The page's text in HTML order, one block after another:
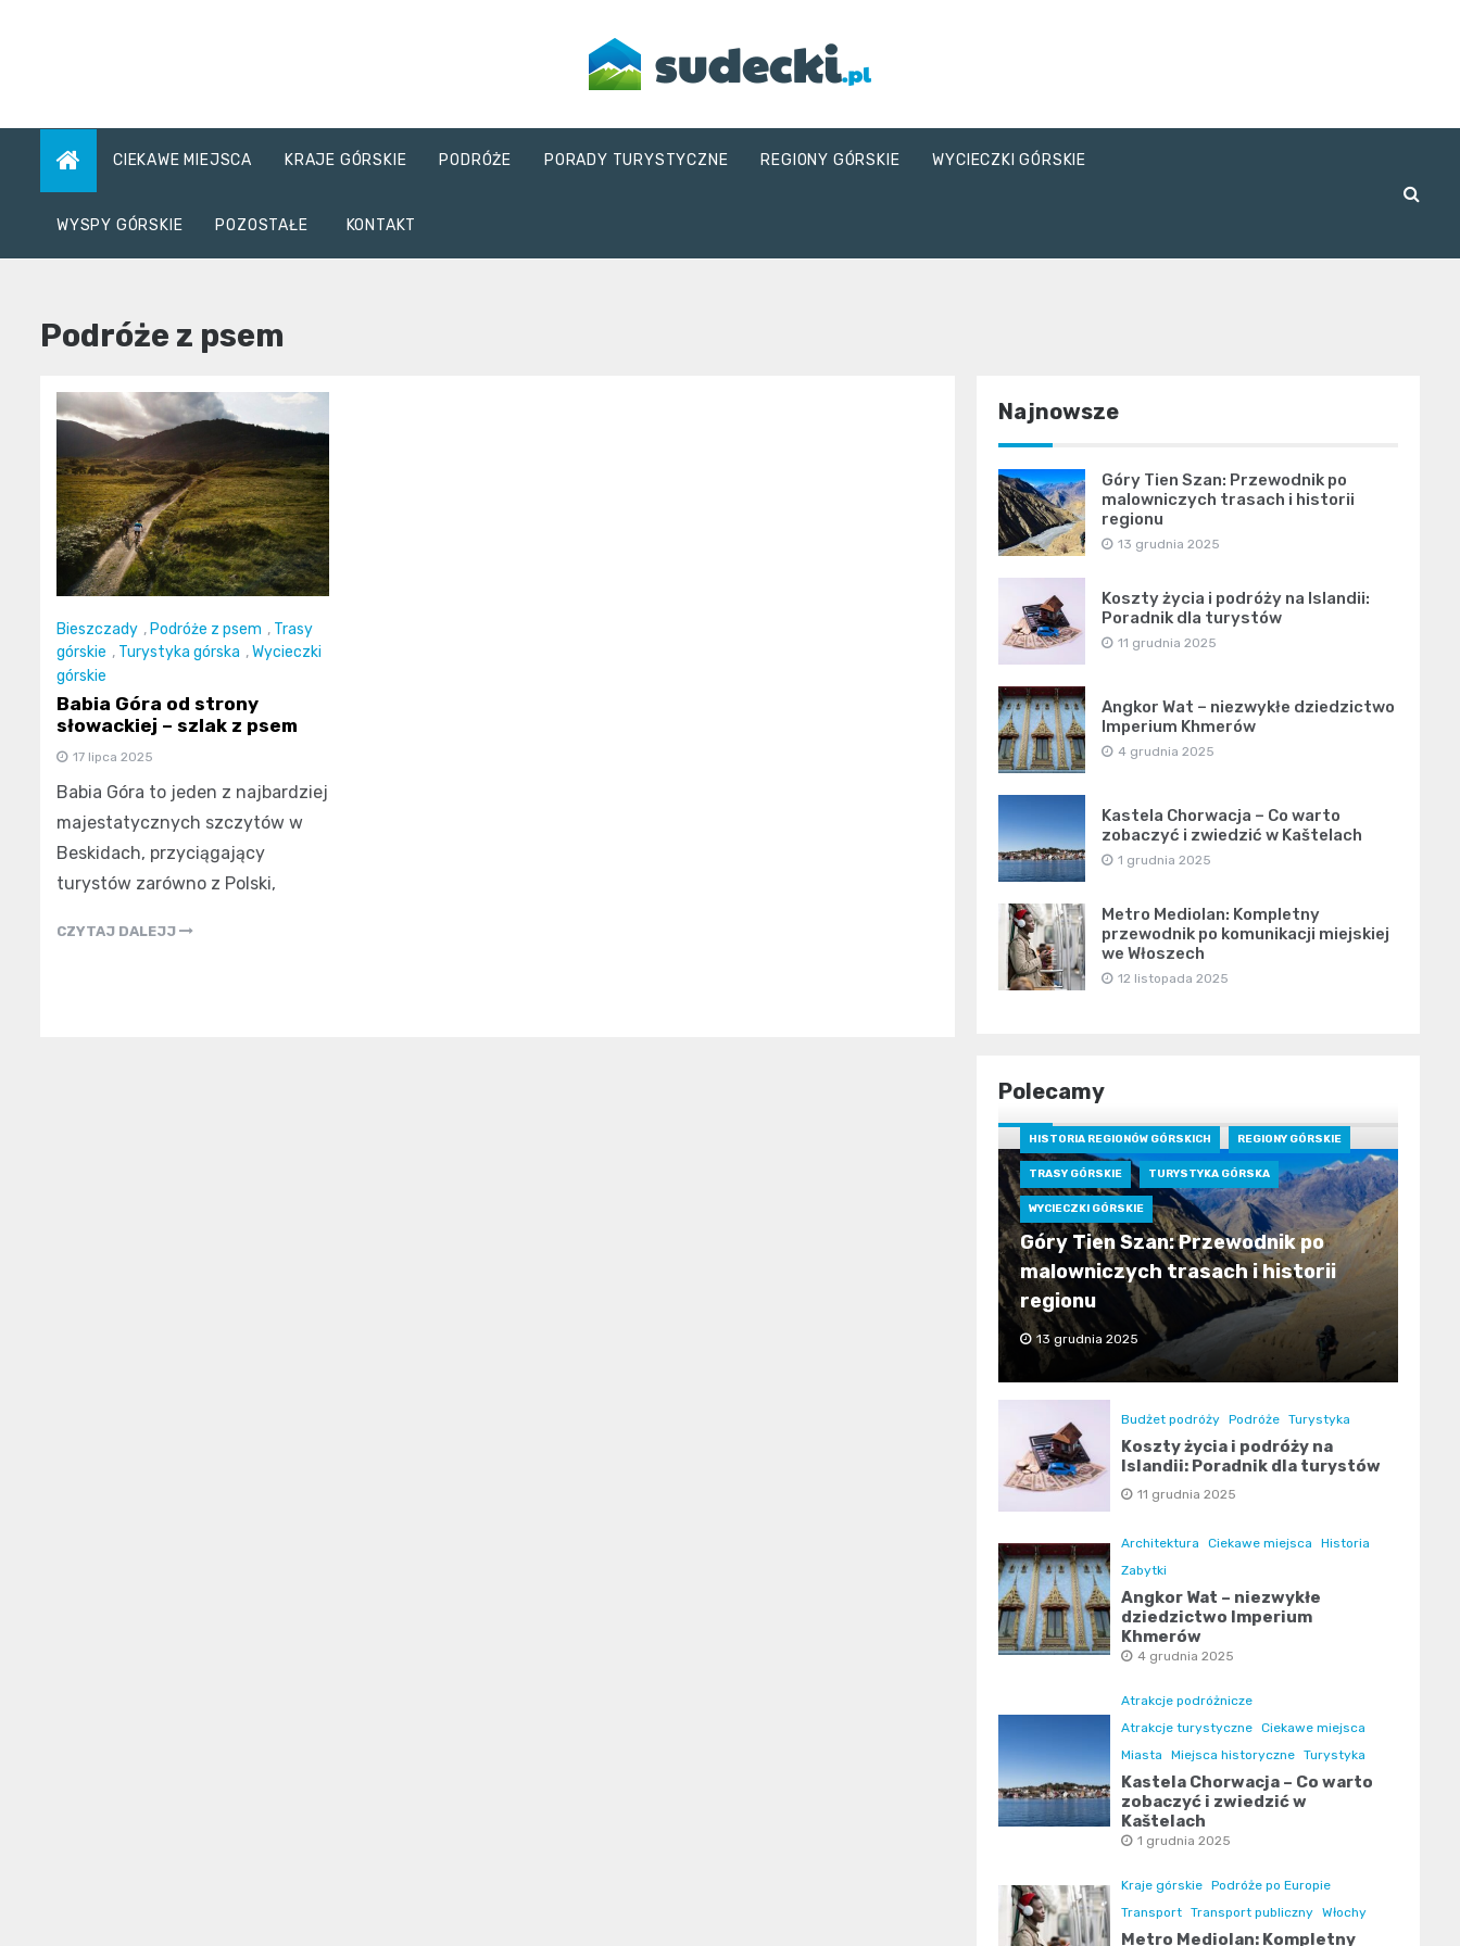
sudecki.pl
CIEKAWE MIEJSCA KRAJE GÓRSKIE PODRÓŻE PORADY TURYSTYCZNE REGIONY GÓRSKIE WYCIECZKI GÓRSKIE
WYSPY GÓRSKIE POZOSTAŁE KONTAKT
Podróże z psem
Bieszczady , Podróże z psem , Trasy
górskie , Turystyka górska ,Wycieczki
górskie
Babia Góra od strony
słowackiej – szlak z psem
17 lipca 2025
Babia Góra to jeden z najbardziej
majestatycznych szczytów w
Beskidach, przyciągający
turystów zarówno z Polski,
CZYTAJ DALEJJ
Najnowsze
Góry Tien Szan: Przewodnik po
malowniczych trasach i historii
regionu
13 grudnia 2025
Koszty życia i podróży na Islandii:
Poradnik dla turystów
11 grudnia 2025
Angkor Wat – niezwykłe dziedzictwo
Imperium Khmerów
4 grudnia 2025
Kastela Chorwacja – Co warto
zobaczyć i zwiedzić w Kaštelach
1 grudnia 2025
Metro Mediolan: Kompletny
przewodnik po komunikacji miejskiej
we Włoszech
12 listopada 2025
Polecamy
HISTORIA REGIONÓW GÓRSKICH REGIONY GÓRSKIE
TRASY GÓRSKIE TURYSTYKA GÓRSKA
WYCIECZKI GÓRSKIE
Góry Tien Szan: Przewodnik po
malowniczych trasach i historii
regionu
13 grudnia 2025
Budżet podróży Podróże Turystyka
Koszty życia i podróży na
Islandii: Poradnik dla turystów
11 grudnia 2025
Architektura Ciekawe miejsca
Historia
Zabytki
Angkor Wat – niezwykłe
dziedzictwo Imperium
Khmerów
4 grudnia 2025
Atrakcje podróżnicze
Atrakcje turystyczne Ciekawe miejsca
Miasta
Miejsca historyczne Turystyka
Kastela Chorwacja – Co warto
zobaczyć i zwiedzić w
Kaštelach
1 grudnia 2025
Kraje górskie Podróże po Europie
Transport Transport publiczny Włochy
Metro Mediolan: Kompletny